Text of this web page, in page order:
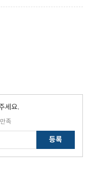
세요.
족
등록